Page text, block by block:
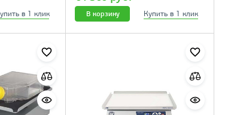
в 1 клик В корзину Купить в 1 клик